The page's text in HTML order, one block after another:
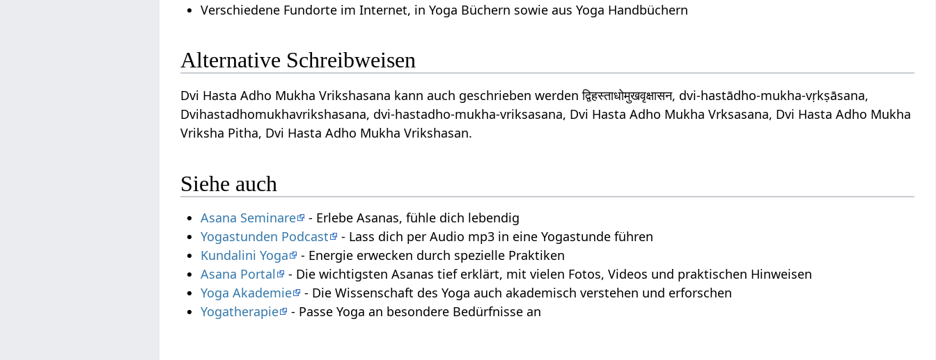
Verschiedene Fundorte im Internet, in Yoga Büchern sowie aus Yoga Handbüchern
Alternative Schreibweisen
Dvi Hasta Adho Mukha Vrikshasana kann auch geschrieben werden द्विहस्ताधोमुखवृक्षासन, dvi-hastādho-mukha-vṛkṣāsana,
Dvihastadhomukhavrikshasana, dvi-hastadho-mukha-vriksasana, Dvi Hasta Adho Mukha Vrksasana, Dvi Hasta Adho Mukha
Vriksha Pitha, Dvi Hasta Adho Mukha Vrikshasan.
Siehe auch
Asana Seminare
- Erlebe Asanas, fühle dich lebendig
Yogastunden Podcast
- Lass dich per Audio mp3 in eine Yogastunde führen
Kundalini Yoga
- Energie erwecken durch spezielle Praktiken
Asana Portal
- Die wichtigsten Asanas tief erklärt, mit vielen Fotos, Videos und praktischen Hinweisen
Yoga Akademie
- Die Wissenschaft des Yoga auch akademisch verstehen und erforschen
Yogatherapie
- Passe Yoga an besondere Bedürfnisse an